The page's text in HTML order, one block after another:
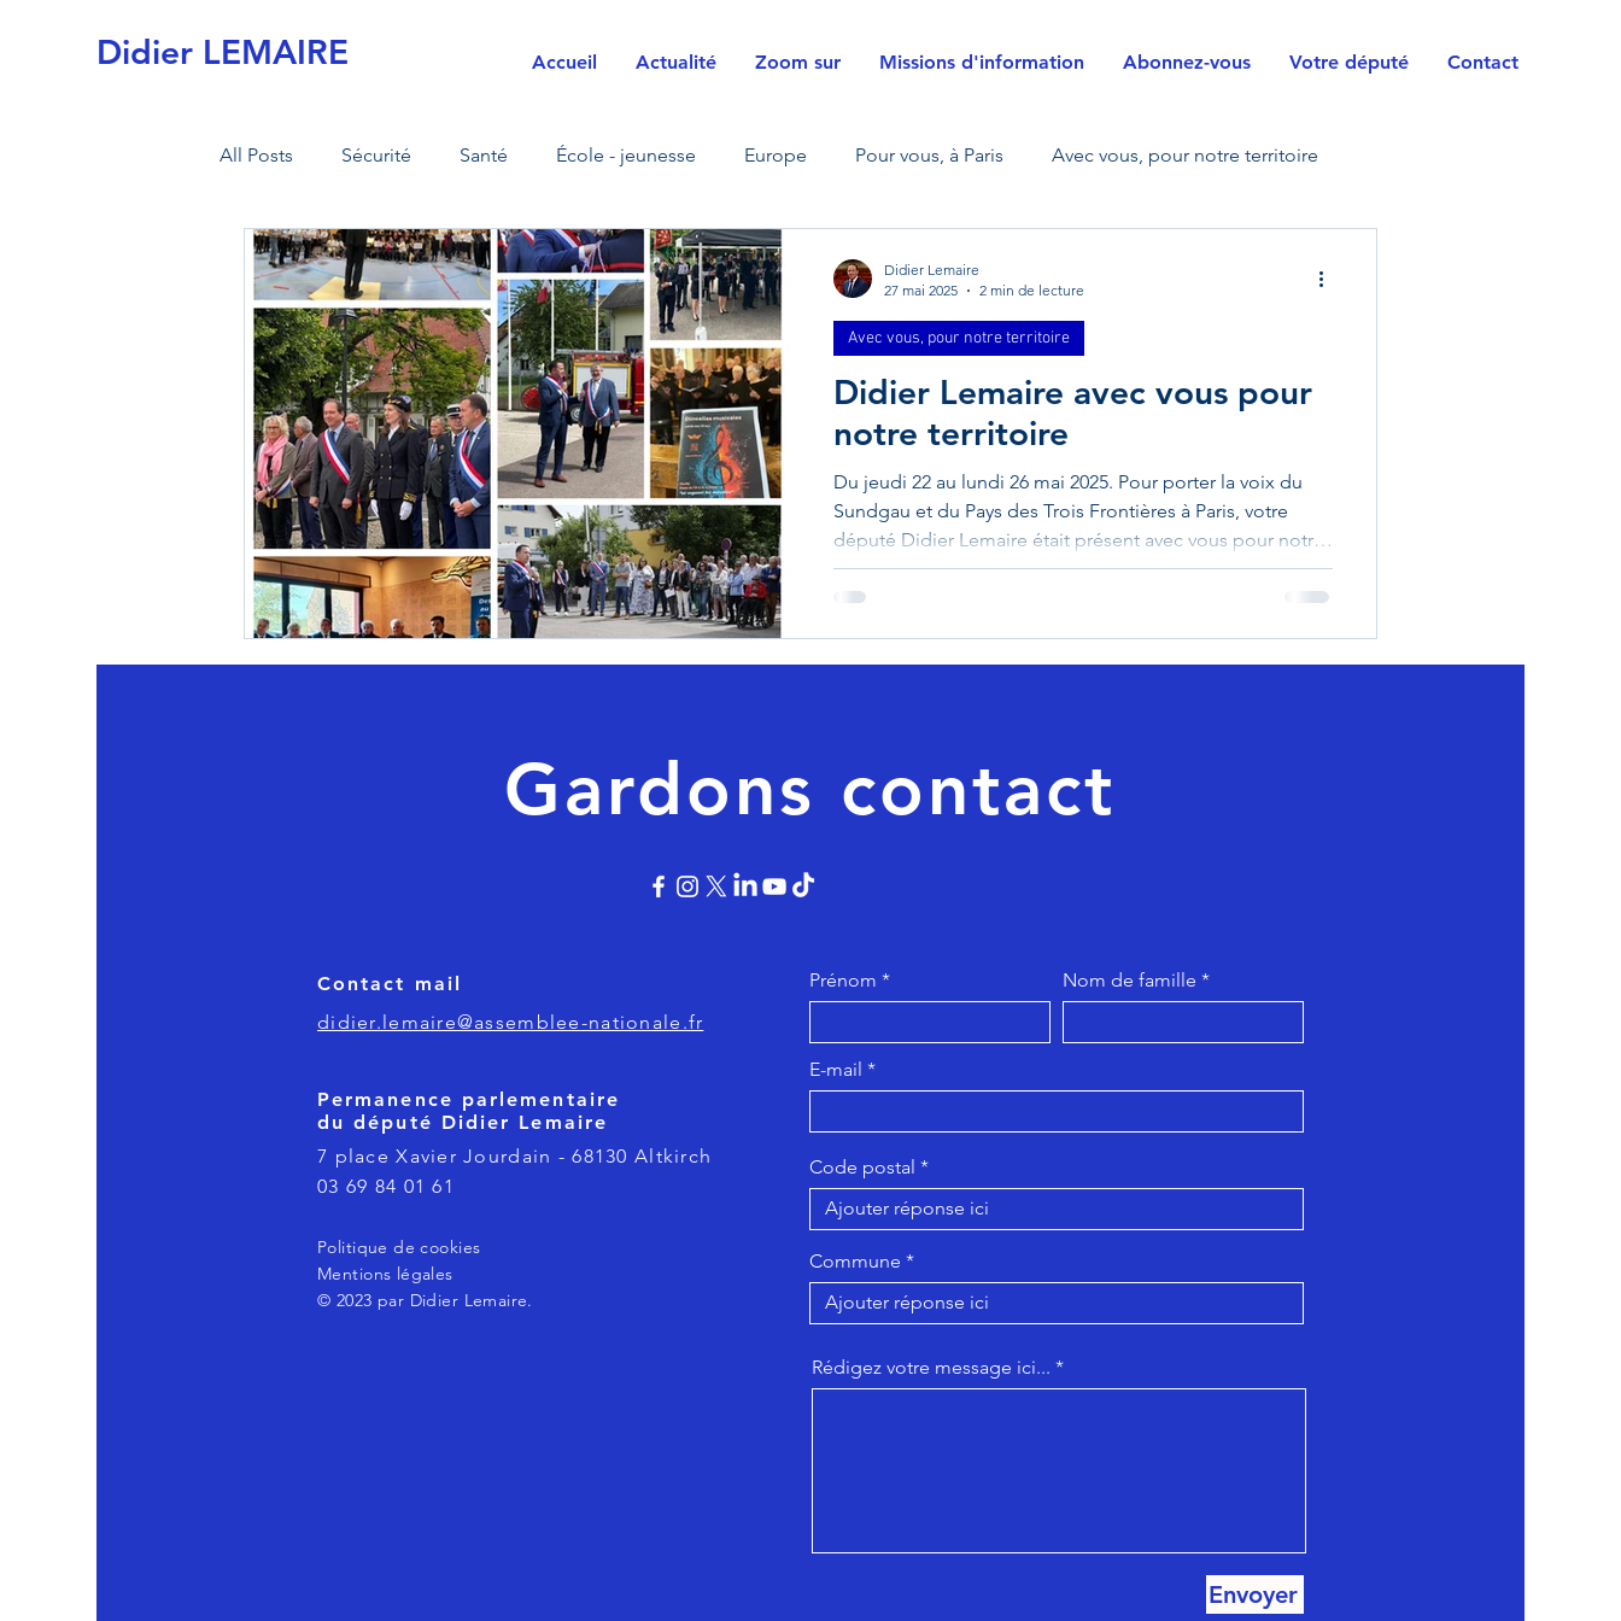
Didier LEMAIRE Accueil Actualité Zoom sur Missions d'information Abonnez-vous Votre député Contact
All Posts Sécurité Santé École - jeunesse Europe Pour vous, à Paris Avec vous, pour notre territoire
Actualités Commission de La Défense Zoom sur
MI sécurité civile MI armées Justice Agriculture Énergies Défense et forces armées
Retraite Fiscalité Transition écologique - énergétique Mobilités Visite de terrain
Fonction publique Urbanisme - logement Autre Directive européenne
Didier Lemaire avec vous pour
notre territoire
Du jeudi 22 au lundi 26 mai 2025. Pour porter la voix du
Sundgau et du Pays des Trois Frontières à Paris, votre
député Didier Lemaire était présent avec vous pour notre
territoire : Didier Lemaire avec vous Buschwiller J'étais
présent à la 85ème édition du festival cantonal du
Avec vous, pour notre territoire
Didier Lemaire
27 mai 2025
2 min de lecture
Gardons contact
Contact mail
didier.lemaire@assemblee-nationale.fr
Permanence parlementaire
du député Didier Lemaire
7 place Xavier Jourdain - 68130 Altkirch
03 69 84 01 61
Politique de cookies
Mentions légales
© 2023 par Didier Lemaire.
Prénom Nom de famille
E-mail
Code postal
Commune
Rédigez votre message ici...
Envoyer